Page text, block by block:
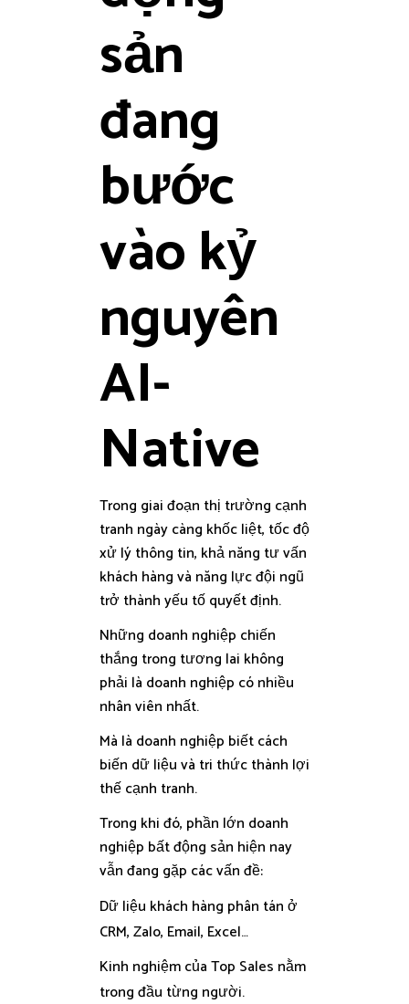
sản
đang
bước
vào kỷ
nguyên
AI-
Native
Trong giai đoạn thị trường cạnh
tranh ngày càng khốc liệt, tốc độ
xử lý thông tin, khả năng tư vấn
khách hàng và năng lực đội ngũ
trở thành yếu tố quyết định.
Những doanh nghiệp chiến
thắng trong tương lai không
phải là doanh nghiệp có nhiều
nhân viên nhất.
Mà là doanh nghiệp biết cách
biến dữ liệu và tri thức thành lợi
thế cạnh tranh.
Trong khi đó, phần lớn doanh
nghiệp bất động sản hiện nay
vẫn đang gặp các vấn đề:
Dữ liệu khách hàng phân tán ở
CRM, Zalo, Email, Excel…
Kinh nghiệm của Top Sales nằm
trong đầu từng người.